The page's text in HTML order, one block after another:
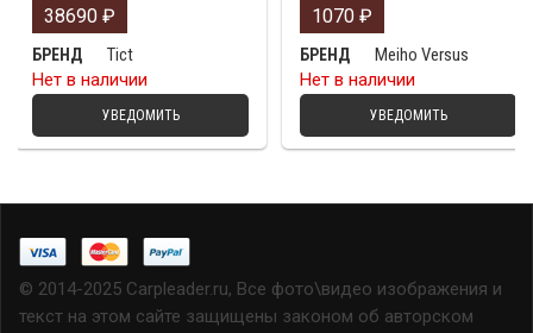
38690 ₽
БРЕНД
Tict
Нет в наличии
УВЕДОМИТЬ
1070 ₽
БРЕНД
Meiho Versus
Нет в наличии
УВЕДОМИТЬ
© 2014-2025 Carpleader.ru, Все фото\видео изображения и
текст на этом сайте защищены законом об авторском